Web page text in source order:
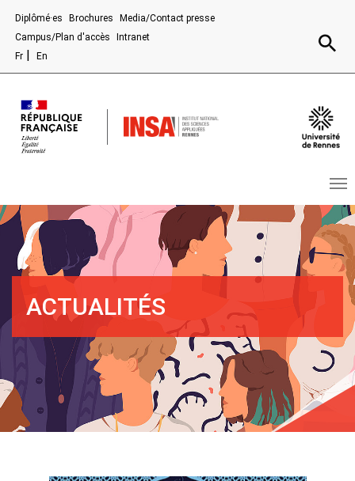
Diplômé·es Brochures
Media/Contact presse
Campus/Plan d'accès
Intranet
Fr
En
ACTUALITÉS